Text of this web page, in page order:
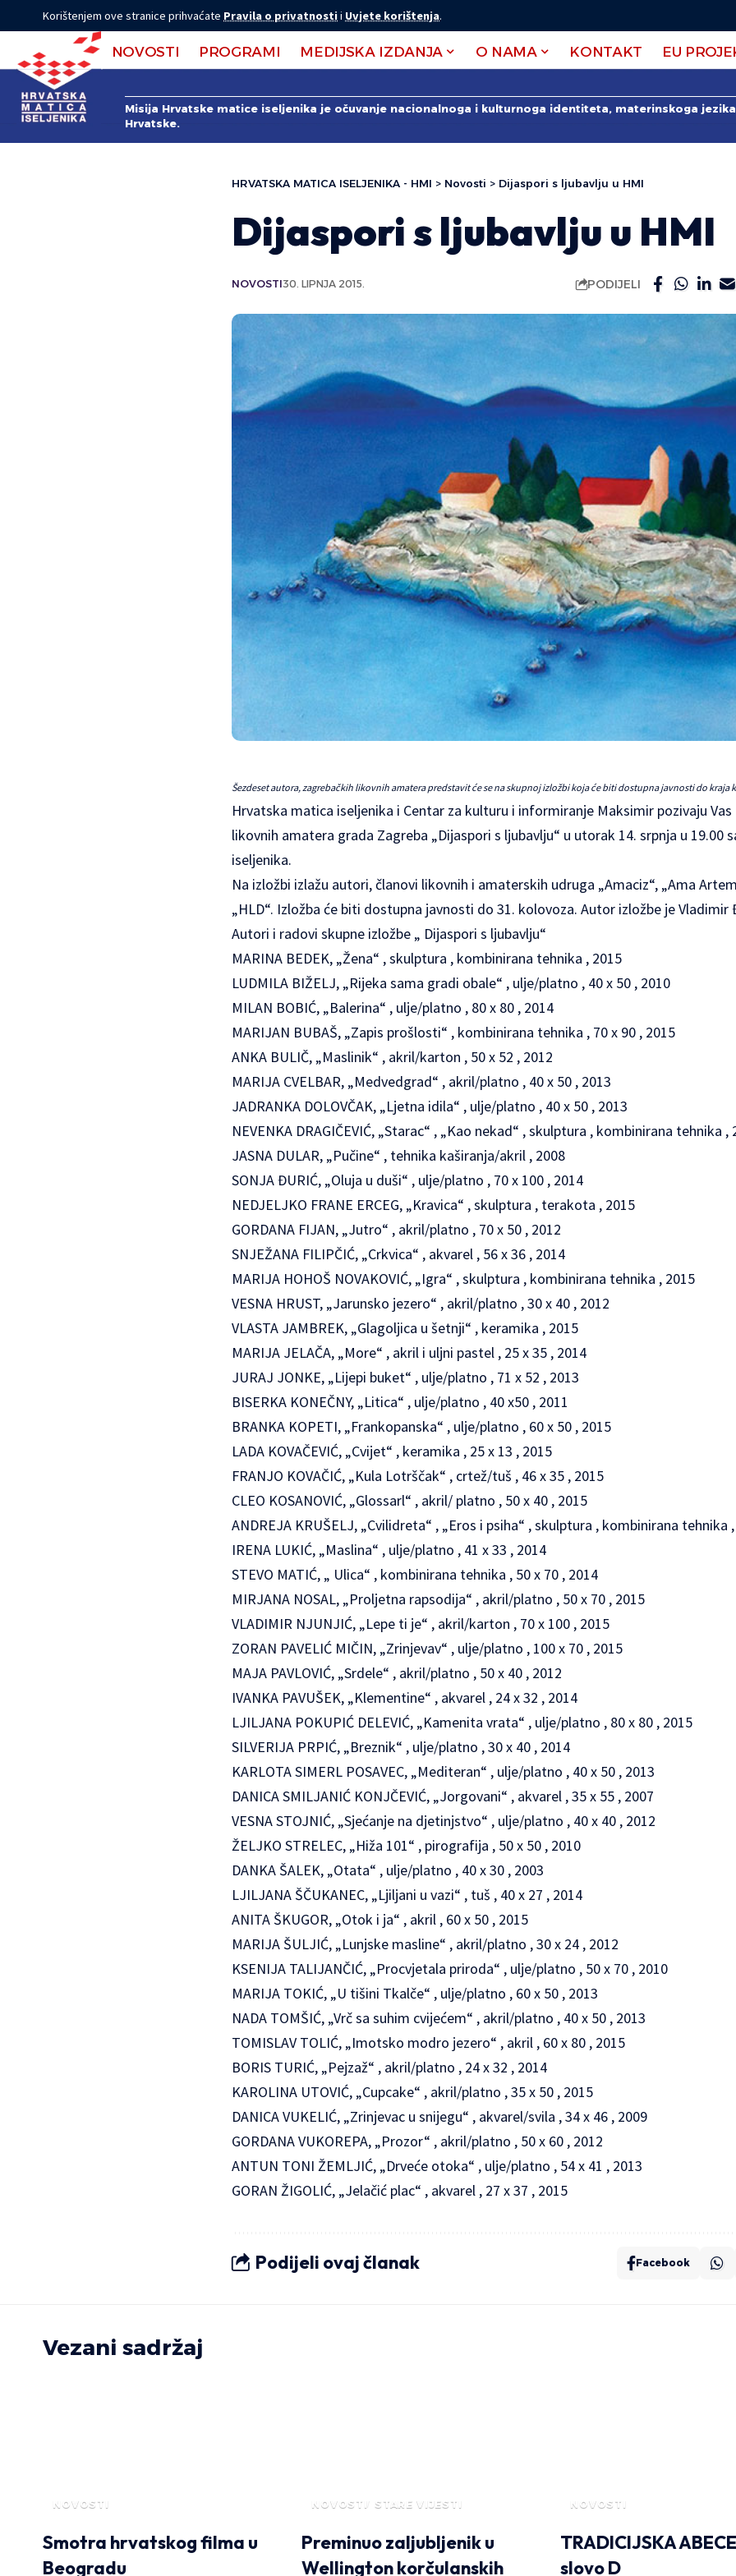
Korištenjem ove stranice prihvaćate Pravila o privatnostii Uvjete korištenja.
NOVOSTI PROGRAMI MEDIJSKA IZDANJA O NAMA KONTAKT EU
Misija Hrvatske matice iseljenika je očuvanje nacionalnoga i kulturnoga identiteta, materinskoga
Hrvatske.
HRVATSKA MATICA ISELJENIKA - HMI > Novosti > Dijaspori s ljubavlju u HMI
Dijaspori s ljubavlju u HMI
NOVOSTI30. LIPNJA 2015. PODIJELI
Šezdeset autora, zagrebačkih likovnih amatera predstavit će se na skupnoj izložbi koja će biti dostupna javnosti do kraja
Hrvatska matica iseljenika i Centar za kulturu i informiranje Maksimir pozivaju
likovnih amatera grada Zagreba „Dijaspori s ljubavlju“ u utorak 14. srpnja u 19.00
iseljenika.
Na izložbi izlažu autori, članovi likovnih i amaterskih udruga „Amaciz“, „Ama
„HLD“. Izložba će biti dostupna javnosti do 31. kolovoza. Autor izložbe je Vladimir
Autori i radovi skupne izložbe „ Dijaspori s ljubavlju“
MARINA BEDEK, „Žena“ , skulptura , kombinirana tehnika , 2015
LUDMILA BIŽELJ, „Rijeka sama gradi obale“ , ulje/platno , 40 x 50 , 2010
MILAN BOBIĆ, „Balerina“ , ulje/platno , 80 x 80 , 2014
MARIJAN BUBAŠ, „Zapis prošlosti“ , kombinirana tehnika , 70 x 90 , 2015
ANKA BULIČ, „Maslinik“ , akril/karton , 50 x 52 , 2012
MARIJA CVELBAR, „Medvedgrad“ , akril/platno , 40 x 50 , 2013
JADRANKA DOLOVČAK, „Ljetna idila“ , ulje/platno , 40 x 50 , 2013
NEVENKA DRAGIČEVIĆ, „Starac“ , „Kao nekad“ , skulptura , kombinirana tehnika ,
JASNA DULAR, „Pučine“ , tehnika kaširanja/akril , 2008
SONJA ĐURIĆ, „Oluja u duši“ , ulje/platno , 70 x 100 , 2014
NEDJELJKO FRANE ERCEG, „Kravica“ , skulptura , terakota , 2015
GORDANA FIJAN, „Jutro“ , akril/platno , 70 x 50 , 2012
SNJEŽANA FILIPČIĆ, „Crkvica“ , akvarel , 56 x 36 , 2014
MARIJA HOHOŠ NOVAKOVIĆ, „Igra“ , skulptura , kombinirana tehnika , 2015
VESNA HRUST, „Jarunsko jezero“ , akril/platno , 30 x 40 , 2012
VLASTA JAMBREK, „Glagoljica u šetnji“ , keramika , 2015
MARIJA JELAČA, „More“ , akril i uljni pastel , 25 x 35 , 2014
JURAJ JONKE, „Lijepi buket“ , ulje/platno , 71 x 52 , 2013
BISERKA KONEČNY, „Litica“ , ulje/platno , 40 x50 , 2011
BRANKA KOPETI, „Frankopanska“ , ulje/platno , 60 x 50 , 2015
LADA KOVAČEVIĆ, „Cvijet“ , keramika , 25 x 13 , 2015
FRANJO KOVAČIĆ, „Kula Lotrščak“ , crtež/tuš , 46 x 35 , 2015
CLEO KOSANOVIĆ, „Glossarl“ , akril/ platno , 50 x 40 , 2015
ANDREJA KRUŠELJ, „Cvilidreta“ , „Eros i psiha“ , skulptura , kombinirana tehnika
IRENA LUKIĆ, „Maslina“ , ulje/platno , 41 x 33 , 2014
STEVO MATIĆ, „ Ulica“ , kombinirana tehnika , 50 x 70 , 2014
MIRJANA NOSAL, „Proljetna rapsodija“ , akril/platno , 50 x 70 , 2015
VLADIMIR NJUNJIĆ, „Lepe ti je“ , akril/karton , 70 x 100 , 2015
ZORAN PAVELIĆ MIČIN, „Zrinjevav“ , ulje/platno , 100 x 70 , 2015
MAJA PAVLOVIĆ, „Srdele“ , akril/platno , 50 x 40 , 2012
IVANKA PAVUŠEK, „Klementine“ , akvarel , 24 x 32 , 2014
LJILJANA POKUPIĆ DELEVIĆ, „Kamenita vrata“ , ulje/platno , 80 x 80 , 2015
SILVERIJA PRPIĆ, „Breznik“ , ulje/platno , 30 x 40 , 2014
KARLOTA SIMERL POSAVEC, „Mediteran“ , ulje/platno , 40 x 50 , 2013
DANICA SMILJANIĆ KONJČEVIĆ, „Jorgovani“ , akvarel , 35 x 55 , 2007
VESNA STOJNIĆ, „Sjećanje na djetinjstvo“ , ulje/platno , 40 x 40 , 2012
ŽELJKO STRELEC, „Hiža 101“ , pirografija , 50 x 50 , 2010
DANKA ŠALEK, „Otata“ , ulje/platno , 40 x 30 , 2003
LJILJANA ŠČUKANEC, „Ljiljani u vazi“ , tuš , 40 x 27 , 2014
ANITA ŠKUGOR, „Otok i ja“ , akril , 60 x 50 , 2015
MARIJA ŠULJIĆ, „Lunjske masline“ , akril/platno , 30 x 24 , 2012
KSENIJA TALIJANČIĆ, „Procvjetala priroda“ , ulje/platno , 50 x 70 , 2010
MARIJA TOKIĆ, „U tišini Tkalče“ , ulje/platno , 60 x 50 , 2013
NADA TOMŠIĆ, „Vrč sa suhim cvijećem“ , akril/platno , 40 x 50 , 2013
TOMISLAV TOLIĆ, „Imotsko modro jezero“ , akril , 60 x 80 , 2015
BORIS TURIĆ, „Pejzaž“ , akril/platno , 24 x 32 , 2014
KAROLINA UTOVIĆ, „Cupcake“ , akril/platno , 35 x 50 , 2015
DANICA VUKELIĆ, „Zrinjevac u snijegu“ , akvarel/svila , 34 x 46 , 2009
GORDANA VUKOREPA, „Prozor“ , akril/platno , 50 x 60 , 2012
ANTUN TONI ŽEMLJIĆ, „Drveće otoka“ , ulje/platno , 54 x 41 , 2013
GORAN ŽIGOLIĆ, „Jelačić plac“ , akvarel , 27 x 37 , 2015
Podijeli ovaj članak Facebook
Vezani sadržaj
NOVOSTI
Smotra hrvatskog filma u
Beogradu
NOVOSTI STARE VIJESTI
Preminuo zaljubljenik u
Wellington korčulanskih
NOVOSTI
TRADICIJSKA
slovo D